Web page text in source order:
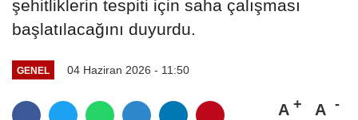
şehitliklerin tespiti için saha çalışması
başlatılacağını duyurdu.
GENEL 04 Haziran 2026 - 11:50
A A